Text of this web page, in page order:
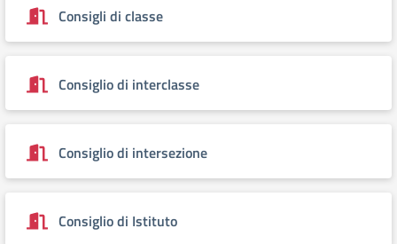
Consigli di classe
Consiglio di interclasse
Consiglio di intersezione
Consiglio di Istituto